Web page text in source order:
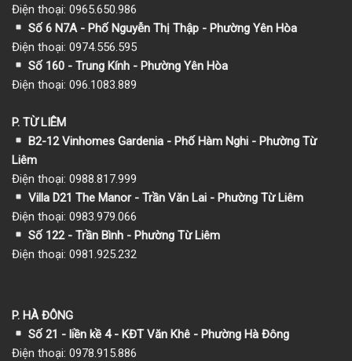
Điện thoại: 0965.650.986
Số 6 N7A - Phố Nguyễn Thị Thập - Phường Yên Hòa
Điện thoại: 0974.556.595
Số 160 - Trung Kính - Phường Yên Hòa
Điện thoại: 096.1083.889
P. TỪ LIÊM
B2-12 Vinhomes Gardenia - Phố Hàm Nghi - Phường Từ
Liêm
Điện thoại: 0988.817.999
Villa D21 The Manor - Trần Văn Lai - Phường Từ Liêm
Điện thoại: 0983.979.066
Số 122 - Trần Bình - Phường Từ Liêm
Điện thoại: 0981.925.232
P. HÀ ĐÔNG
Số 21 - liền kề 4 - KĐT Văn Khê - Phường Hà Đông
Điện thoại: 0978.915.886